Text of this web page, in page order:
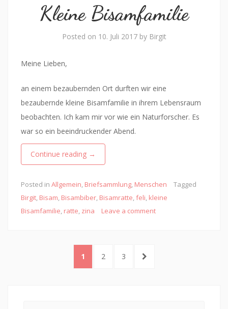
Kleine Bisamfamilie
Posted on 10. Juli 2017by Birgit
Meine Lieben,
an einem bezaubernden Ort durften wir eine
bezaubernde kleine Bisamfamilie in ihrem Lebensraum
beobachten. Ich kam mir vor wie ein Naturforscher. Es
war so ein beeindruckender Abend.
Continue reading →
Posted in Allgemein Briefsammlung Menschen
Tagged
Birgit Bisam Bisambiber Bisamratte feli kleine
Bisamfamilie ratte zina Leave a comment
Seitennummerierung
PAGE
1 PAGE
2 PAGE
3
NEXT